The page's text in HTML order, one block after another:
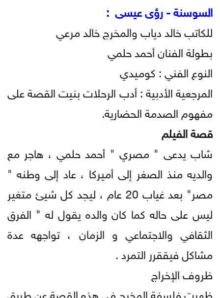
السوسنة - رؤى عيسى :
للكاتب خالد دياب والمخرج خالد مرعي
بطولة الفنان أحمد حلمي
النوع الفني : كوميدي
المرجعية الأدبية : أدب الرحلات بنيت القصة على
مفهوم الصدمة الحضارية.
قصة الفيلم
شاب يدعى " مصري " أحمد حلمي ، هاجر مع
والديه منذ الصغر إلى أميركا ، عاد إلى وطنه "
مصر" بعد غياب 20 عام ، ليجد كل شيئ متغير
ليس على حاله كما كان والده يقول له " الفرق
الثقافي والاجتماعي و الزمان ، تواجهه عدة
مشاكل فيققرر التمرد .
ظروف الإخراج
ظهرت فلسفة المخرج في هذه القصة عن طريق